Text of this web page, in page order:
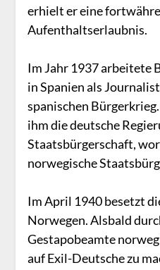
erhielt er eine
Aufenthaltserlaubnis.
Im Jahr 1937 arbeitete
in Spanien als
spanischen
ihm die deutsche
Staatsbürgerschaft,
norwegische
Im April 1940 besetzt
Norwegen. Alsbald
Gestapobeamte
auf Exil-Deutsche zu